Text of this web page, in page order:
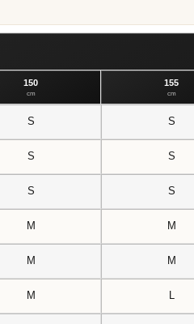
150
cm
155
cm
S S
S S
S S
M M
M M
M L